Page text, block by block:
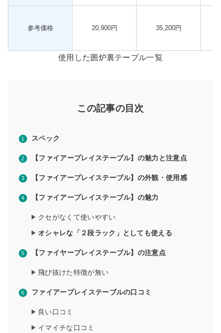
参考価格 20,900円 35,200円
使用した囲炉裏テーブル一覧
この記事の目次
スペック
【ファイアープレイステーブル】の魅力と注意点
【ファイアープレイステーブル】の外観・使用感
【ファイアープレイステーブル】の魅力
クセがなくて使いやすい
オシャレな「２段ラック」としても使える
【ファイヤープレイステーブル】の注意点
飛び抜けた特徴が無い
ファイアープレイステーブルの口コミ
良い口コミ
イマイチな口コミ